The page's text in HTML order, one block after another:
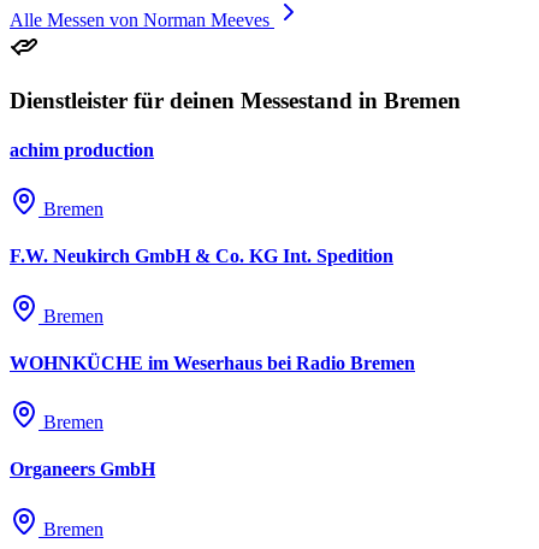
Alle Messen von Norman Meeves
Dienstleister für deinen Messestand in Bremen
achim production
Bremen
F.W. Neukirch GmbH & Co. KG Int. Spedition
Bremen
WOHNKÜCHE im Weserhaus bei Radio Bremen
Bremen
Organeers GmbH
Bremen